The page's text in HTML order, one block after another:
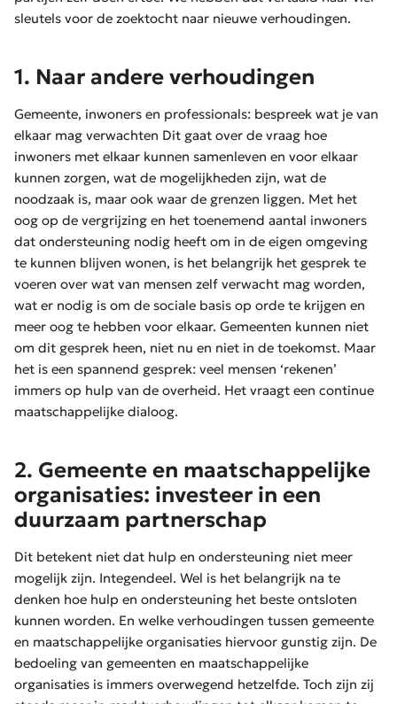
sleutels voor de zoektocht naar nieuwe verhoudingen.
1. Naar andere verhoudingen
Gemeente, inwoners en professionals: bespreek wat je van
elkaar mag verwachten Dit gaat over de vraag hoe
inwoners met elkaar kunnen samenleven en voor elkaar
kunnen zorgen, wat de mogelijkheden zijn, wat de
noodzaak is, maar ook waar de grenzen liggen. Met het
oog op de vergrijzing en het toenemend aantal inwoners
dat ondersteuning nodig heeft om in de eigen omgeving
te kunnen blijven wonen, is het belangrijk het gesprek te
voeren over wat van mensen zelf verwacht mag worden,
wat er nodig is om de sociale basis op orde te krijgen en
meer oog te hebben voor elkaar. Gemeenten kunnen niet
om dit gesprek heen, niet nu en niet in de toekomst. Maar
het is een spannend gesprek: veel mensen ‘rekenen’
immers op hulp van de overheid. Het vraagt een continue
maatschappelijke dialoog.
2. Gemeente en maatschappelijke
organisaties: investeer in een
duurzaam partnerschap
Dit betekent niet dat hulp en ondersteuning niet meer
mogelijk zijn. Integendeel. Wel is het belangrijk na te
denken hoe hulp en ondersteuning het beste ontsloten
kunnen worden. En welke verhoudingen tussen gemeente
en maatschappelijke organisaties hiervoor gunstig zijn. De
bedoeling van gemeenten en maatschappelijke
organisaties is immers overwegend hetzelfde. Toch zijn zij